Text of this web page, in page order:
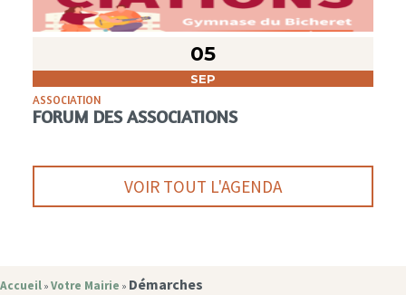
05
SEP
ASSOCIATION
FORUM DES ASSOCIATIONS
VOIR TOUT L'AGENDA
Accueil » Votre Mairie » Démarches